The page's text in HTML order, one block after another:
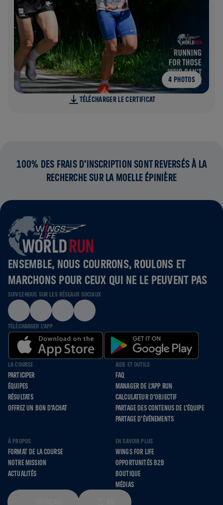
4 PHOTOS
TÉLÉCHARGER LE CERTIFICAT
100% DES FRAIS D'INSCRIPTION SONT REVERSÉS À LA
RECHERCHE SUR LA MOELLE ÉPINIÈRE
ENSEMBLE, NOUS COURRONS, ROULONS ET
MARCHONS POUR CEUX QUI NE LE PEUVENT PAS
SUIVEZ-NOUS SUR LES RÉSEAUX SOCIAUX
TÉLÉCHARGER L'APP
LA COURSE
PARTICIPER
ÉQUIPES
RÉSULTATS
OFFREZ UN BON D'ACHAT
AIDE ET OUTILS
FAQ
MANAGER DE L'APP RUN
CALCULATEUR D'OBJECTIF
PARTAGE DES CONTENUS DE L'ÉQUIPE
PARTAGE D'ÉVÉNEMENTS
À PROPOS
FORMAT DE LA COURSE
NOTRE MISSION
ACTUALITÉS
EN SAVOIR PLUS
WINGS FOR LIFE
OPPORTUNITÉS B2B
BOUTIQUE
MÉDIAS